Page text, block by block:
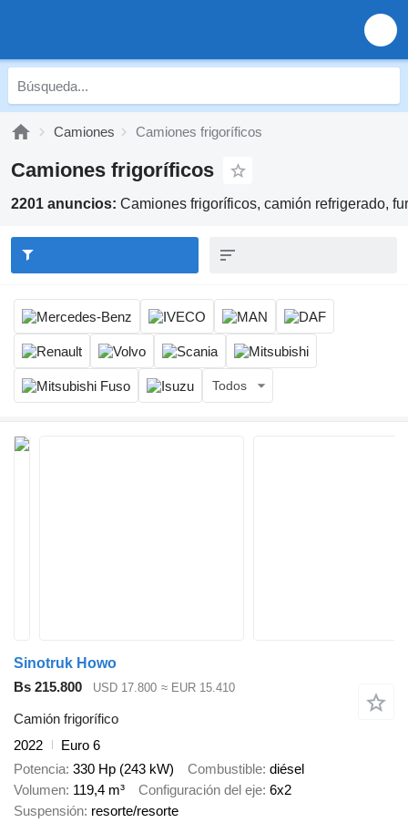
Camiones Camiones frigoríficos
Camiones frigoríficos
2201 anuncios: Camiones frigoríficos, camión refrigerado,
Todos
Sinotruk Howo
Bs 215.800
USD 17.800 ≈ EUR 15.410
Camión frigorífico
2022
Euro 6
Potencia 330 Hp (243 kW) Combustible diésel
Volumen 119,4 m³ Configuración del eje 6x2
Suspensión resorte/resorte